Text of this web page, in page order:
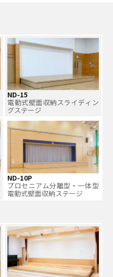
ND-15
電動式壁面収納スライディン
グステージ
ND-10P
プロセニアム分離型・一体型
電動式壁面収納ステージ